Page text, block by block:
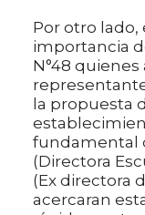
Por otro lado,
importancia
N°48
la propuesta
fundamental
(Directora
(Ex directora
acercaran